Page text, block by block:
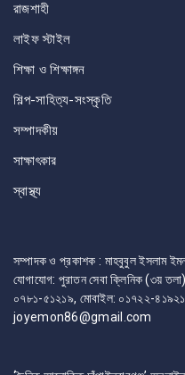
রাজশাহী
লাইফ স্টাইল
শিক্ষা ও শিক্ষাঙ্গন
শিল্প-সাহিত্য-সংস্কৃতি
সম্পাদকীয়
সাক্ষাৎকার
স্বাস্থ্য
সম্পাদক ও প্রকাশক : মাহবুবুল ইসলাম
যোগাযোগ: পুরাতন সেবা ক্লিনিক (৩য় তলা),
০৭৮১-৫১২১৯, মোবাইল: ০১৭২২-
joyemon86@gmail.com